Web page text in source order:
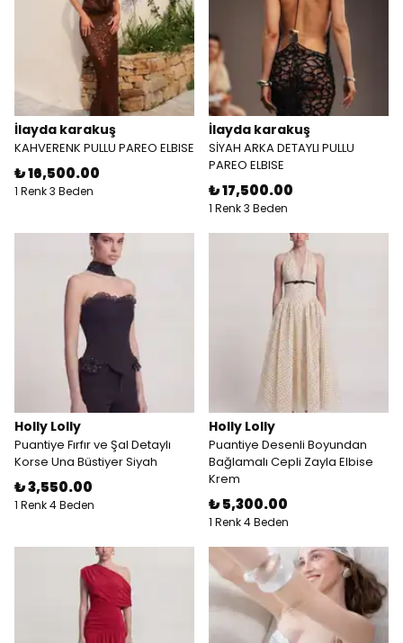
İlayda karakuş
KAHVERENK PULLU PAREO ELBISE
₺ 16,500.00
1 Renk 3 Beden
İlayda karakuş
SİYAH ARKA DETAYLI PULLU
PAREO ELBISE
₺ 17,500.00
1 Renk 3 Beden
Holly Lolly
Puantiye Fırfır ve Şal Detaylı
Korse Una Büstiyer Siyah
₺ 3,550.00
1 Renk 4 Beden
Holly Lolly
Puantiye Desenli Boyundan
Bağlamalı Cepli Zayla Elbise
Krem
₺ 5,300.00
1 Renk 4 Beden